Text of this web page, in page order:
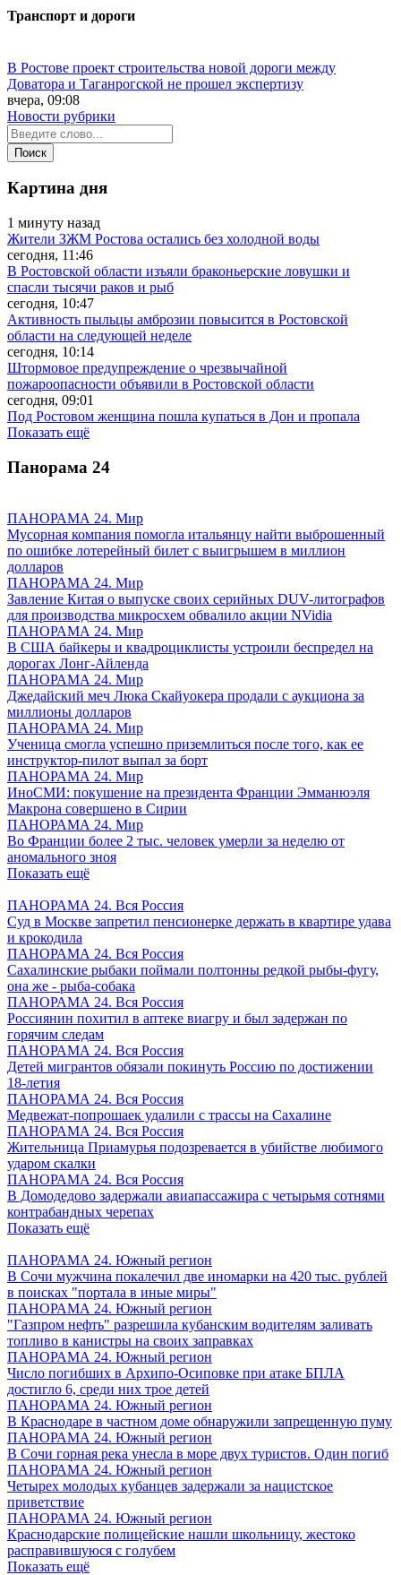
Транспорт и дороги
В Ростове проект строительства новой дороги между
Доватора и Таганрогской не прошел экспертизу
вчера, 09:08
Новости рубрики
Картина дня
1 минуту назад
Жители ЗЖМ Ростова остались без холодной воды
сегодня, 11:46
В Ростовской области изъяли браконьерские ловушки и
спасли тысячи раков и рыб
сегодня, 10:47
Активность пыльцы амброзии повысится в Ростовской
области на следующей неделе
сегодня, 10:14
Штормовое предупреждение о чрезвычайной
пожароопасности объявили в Ростовской области
сегодня, 09:01
Под Ростовом женщина пошла купаться в Дон и пропала
Показать ещё
Панорама 24
ПАНОРАМА 24. Мир
Мусорная компания помогла итальянцу найти выброшенный
по ошибке лотерейный билет с выигрышем в миллион
долларов
ПАНОРАМА 24. Мир
Завление Китая о выпуске своих серийных DUV-литографов
для производства микросхем обвалило акции NVidia
ПАНОРАМА 24. Мир
В США байкеры и квадроциклисты устроили беспредел на
дорогах Лонг-Айленда
ПАНОРАМА 24. Мир
Джедайский меч Люка Скайуокера продали с аукциона за
миллионы долларов
ПАНОРАМА 24. Мир
Ученица смогла успешно приземлиться после того, как ее
инструктор-пилот выпал за борт
ПАНОРАМА 24. Мир
ИноСМИ: покушение на президента Франции Эмманюэля
Макрона совершено в Сирии
ПАНОРАМА 24. Мир
Во Франции более 2 тыс. человек умерли за неделю от
аномального зноя
Показать ещё
ПАНОРАМА 24. Вся Россия
Суд в Москве запретил пенсионерке держать в квартире удава
и крокодила
ПАНОРАМА 24. Вся Россия
Сахалинские рыбаки поймали полтонны редкой рыбы-фугу,
она же - рыба-собака
ПАНОРАМА 24. Вся Россия
Россиянин похитил в аптеке виагру и был задержан по
горячим следам
ПАНОРАМА 24. Вся Россия
Детей мигрантов обязали покинуть Россию по достижении
18-летия
ПАНОРАМА 24. Вся Россия
Медвежат-попрошаек удалили с трассы на Сахалине
ПАНОРАМА 24. Вся Россия
Жительница Приамурья подозревается в убийстве любимого
ударом скалки
ПАНОРАМА 24. Вся Россия
В Домодедово задержали авиапассажира с четырьмя сотнями
контрабандных черепах
Показать ещё
ПАНОРАМА 24. Южный регион
В Сочи мужчина покалечил две иномарки на 420 тыс. рублей
в поисках "портала в иные миры"
ПАНОРАМА 24. Южный регион
"Газпром нефть" разрешила кубанским водителям заливать
топливо в канистры на своих заправках
ПАНОРАМА 24. Южный регион
Число погибших в Архипо-Осиповке при атаке БПЛА
достигло 6, среди них трое детей
ПАНОРАМА 24. Южный регион
В Краснодаре в частном доме обнаружили запрещенную пуму
ПАНОРАМА 24. Южный регион
В Сочи горная река унесла в море двух туристов. Один погиб
ПАНОРАМА 24. Южный регион
Четырех молодых кубанцев задержали за нацистское
приветствие
ПАНОРАМА 24. Южный регион
Краснодарские полицейские нашли школьницу, жестоко
расправившуюся с голубем
Показать ещё